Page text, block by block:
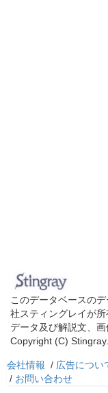
このデータベースの
社スティングレイが所
データ及び解説文、画
Copyright (C)
会社情報 / 広告につい
/ お問い合わせ